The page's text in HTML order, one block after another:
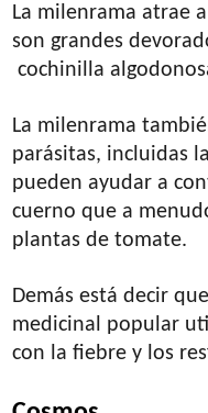
La milenrama atrae
son grandes
cochinilla
La milenrama
parásitas, incluidas
pueden ayudar a
cuerno que a
plantas de tomate.
Demás está decir
medicinal popular
con la fiebre y los